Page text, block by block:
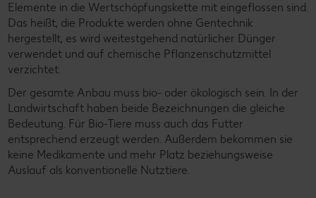
Elemente in die Wertschöpfungskette mit eingeflossen sind.
Das heißt, die Produkte werden ohne Gentechnik
hergestellt, es wird weitestgehend natürlicher Dünger
verwendet und auf chemische Pflanzenschutzmittel
verzichtet.
Der gesamte Anbau muss bio- oder ökologisch sein. In der
Landwirtschaft haben beide Bezeichnungen die gleiche
Bedeutung. Für Bio-Tiere muss auch das Futter
entsprechend erzeugt werden. Außerdem bekommen sie
keine Medikamente und mehr Platz beziehungsweise
Auslauf als konventionelle Nutztiere.